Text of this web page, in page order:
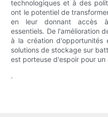
technologiques et à des
ont le potentiel de
en leur donnant accès
essentiels. De l'amélioration
à la création d'opportunités
solutions de stockage sur
est porteuse d'espoir pour
.